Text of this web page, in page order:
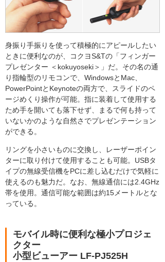
身振り手振りを使って積極的にアピールしたい
ときに便利なのが、コクヨS&Tの「フィンガー
プレゼンター ＜kokuyoseki＞」だ。その名の通
り指輪型のリモコンで、WindowsとMac、
PowerPointとKeynoteの両方で、スライドのペ
ージめくり操作が可能。指に装着して使用する
ため手を開いても落下せず、まるで何も持って
いないかのような自然さでプレゼンテーション
ができる。
リングを小さいものに交換し、レーザーポイン
ターに取り付けて使用することも可能。USBタ
イプの無線受信機をPCに差し込むだけで気軽に
使えるのも魅力だ。なお、無線通信には2.4GHz
帯を使用。通信可能な範囲は約15メートルとな
っている。
モバイル時に便利な極小プロジェ
クター
小型ビューアー LF-PJ525H